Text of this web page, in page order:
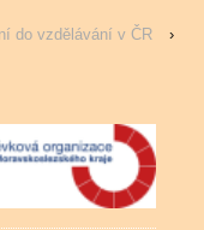
do vzdělávání v ČR
›